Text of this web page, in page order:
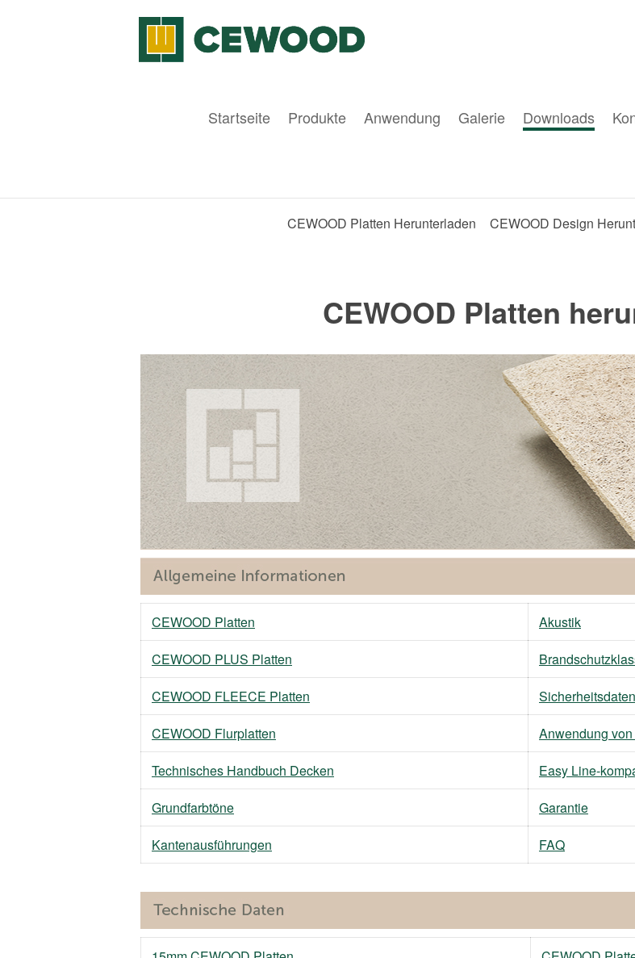
Startseite Produkte Anwendung Galerie Downloads
CEWOOD Platten Herunterladen CEWOOD Design
CEWOOD Platten
CEWOOD Platten
Akustik
CEWOOD PLUS Platten
CEWOOD FLEECE Platten
CEWOOD Flurplatten
Anwendung
Technisches Handbuch Decken
Easy Line-
Grundfarbtöne
Garantie
Kantenausführungen
FAQ